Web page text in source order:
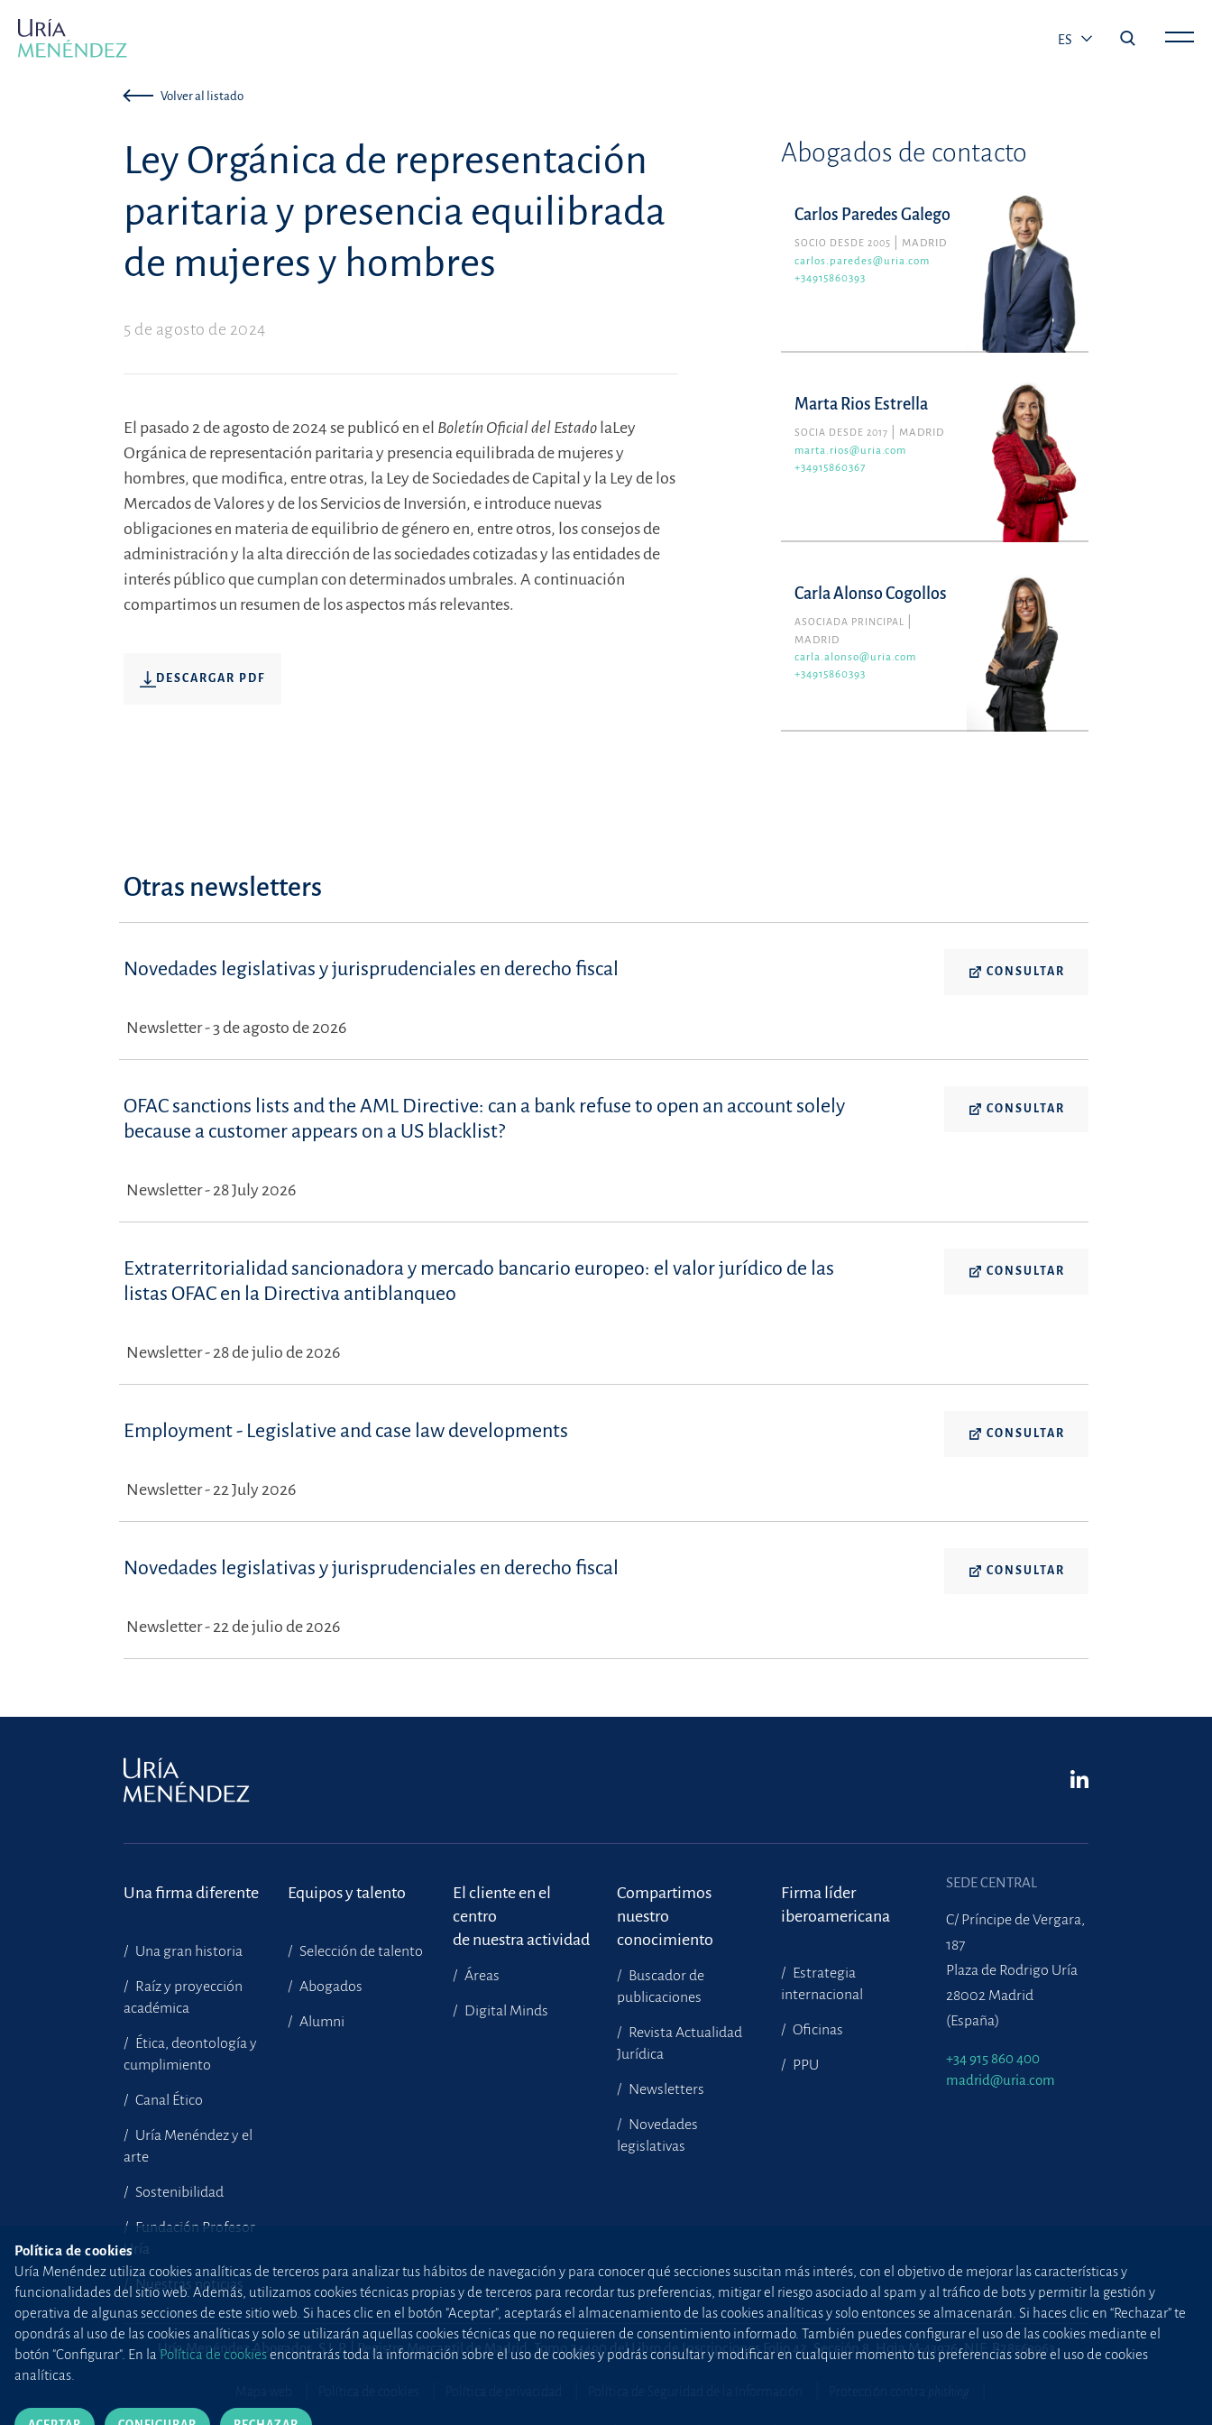
ES
Volver al listado
Ley Orgánica de representación
paritaria y presencia equilibrada
de mujeres y hombres
5 de agosto de 2024
El pasado 2 de agosto de 2024 se publicó en el Boletín Oficial del Estado laLey
Orgánica de representación paritaria y presencia equilibrada de mujeres y
hombres, que modifica, entre otras, la Ley de Sociedades de Capital y la Ley de los
Mercados de Valores y de los Servicios de Inversión, e introduce nuevas
obligaciones en materia de equilibrio de género en, entre otros, los consejos de
administración y la alta dirección de las sociedades cotizadas y las entidades de
interés público que cumplan con determinados umbrales. A continuación
compartimos un resumen de los aspectos más relevantes.
DESCARGAR PDF
Abogados de contacto
Carlos Paredes Galego
SOCIO DESDE 2005
MADRID
carlos.paredes@uria.com
+34915860393
Marta Rios Estrella
SOCIA DESDE 2017
MADRID
marta.rios@uria.com
+34915860367
Carla Alonso Cogollos
ASOCIADA PRINCIPAL
MADRID
carla.alonso@uria.com
+34915860393
Otras newsletters
Novedades legislativas y jurisprudenciales en derecho fiscal CONSULTAR
Newsletter - 3 de agosto de 2026
OFAC sanctions lists and the AML Directive: can a bank refuse to open an account solely
because a customer appears on a US blacklist?
CONSULTAR
Newsletter - 28 July 2026
Extraterritorialidad sancionadora y mercado bancario europeo: el valor jurídico de las
listas OFAC en la Directiva antiblanqueo
CONSULTAR
Newsletter - 28 de julio de 2026
Employment - Legislative and case law developments CONSULTAR
Newsletter - 22 July 2026
Novedades legislativas y jurisprudenciales en derecho fiscal CONSULTAR
Newsletter - 22 de julio de 2026
Una firma diferente
Una gran historia
Raíz y proyección
académica
Ética, deontología y
cumplimiento
Canal Ético
Uría Menéndez y el
arte
Sostenibilidad
Fundación Profesor
Uría
Nuestras noticias
Equipos y talento
Selección de talento
Abogados
Alumni
El cliente en el
centro
de nuestra actividad
Áreas
Digital Minds
Compartimos
nuestro
conocimiento
Buscador de
publicaciones
Revista Actualidad
Jurídica
Newsletters
Novedades
legislativas
Firma líder
iberoamericana
Estrategia
internacional
Oficinas
PPU
SEDE CENTRAL
C/ Príncipe de Vergara,
187
Plaza de Rodrigo Uría
28002 Madrid
(España)
+34 915 860 400
madrid@uria.com
Uría Menéndez Abogados, S.L.P. | Registro Mercantil de Madrid, Tomo 24490 del Libro de Inscripciones Folio 42, Sección 8, Hoja M-43976. NIF: B28563963
Política de cookies
Uría Menéndez utiliza cookies analíticas de terceros para analizar tus hábitos de navegación y para conocer qué secciones suscitan más interés, con el objetivo de mejorar las características y
funcionalidades del sitio web. Además, utilizamos cookies técnicas propias y de terceros para recordar tus preferencias, mitigar el riesgo asociado al spam y al tráfico de bots y permitir la gestión y
operativa de algunas secciones de este sitio web. Si haces clic en el botón "Aceptar", aceptarás el almacenamiento de las cookies analíticas y solo entonces se almacenarán. Si haces clic en “Rechazar” te
opondrás al uso de las cookies analíticas y solo se utilizarán aquellas cookies técnicas que no requieren de consentimiento informado. También puedes configurar el uso de las cookies mediante el
botón "Configurar". En la Política de cookiesencontrarás toda la información sobre el uso de cookies y podrás consultar y modificar en cualquier momento tus preferencias sobre el uso de cookies
analíticas.